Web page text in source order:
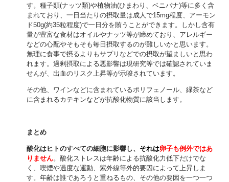
す。種子類(ナッツ類)や植物油(ひまわり、ベニバナ)等に多く含
まれており、一日当たりの摂取量は成人で15mg程度、アーモン
ド50g(約35粒程度)で一日分を賄うことができます。しかし含有
量が豊富な食材はオイルやナッツ等が締めており、アレルギー
などの心配やそもそも毎日摂取するのが難しいかと思います。
無理に食事で摂るよりもサプリなどでの摂取が望ましいと思わ
れます。過剰摂取による悪影響は現研究等では確認されていま
せんが、出血のリスク上昇等が示唆されています。
その他、ワインなどに含まれているポリフェノール、緑茶など
に含まれるカテキンなどが抗酸化物質に該当します。
まとめ
酸化はヒトのすべての細胞に影響し、 それは卵子も例外ではあ
りません。酸化ストレスは年齢による抗酸化力低下だけでな
く、喫煙や過度な運動、紫外線等外的要因によって上昇しま
す。年齢は誰であろうと重ねるもの、その他の要因を一つ一つ